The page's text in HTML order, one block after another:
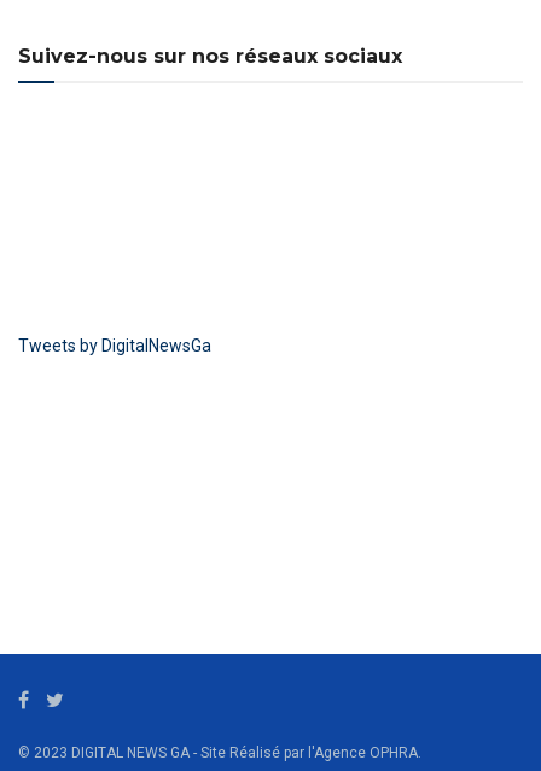
Suivez-nous sur nos réseaux sociaux
Tweets by DigitalNewsGa
© 2023 DIGITAL NEWS GA - Site Réalisé par l'Agence OPHRA.